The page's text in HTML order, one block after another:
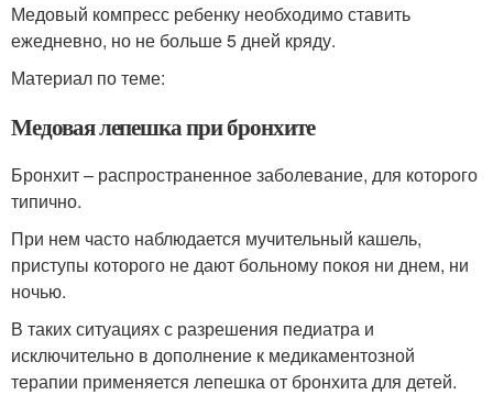
Медовый компресс ребенку необходимо ставить
ежедневно, но не больше 5 дней кряду.
Материал по теме:
Медовая лепешка при бронхите
Бронхит – распространенное заболевание, для которого
типично.
При нем часто наблюдается мучительный кашель,
приступы которого не дают больному покоя ни днем, ни
ночью.
В таких ситуациях с разрешения педиатра и
исключительно в дополнение к медикаментозной
терапии применяется лепешка от бронхита для детей.